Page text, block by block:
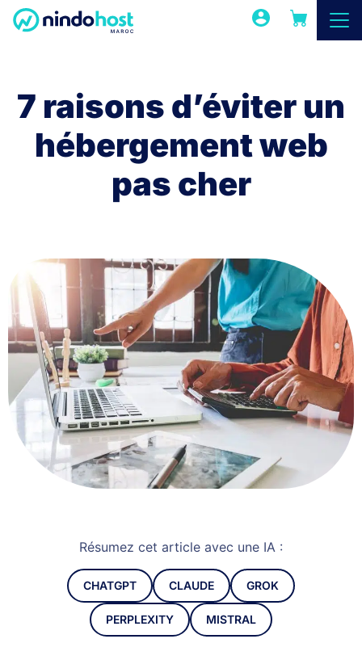
7 raisons d’éviter un
hébergement web
pas cher
Résumez cet article avec une IA :
CHATGPT CLAUDE GROK
PERPLEXITY MISTRAL